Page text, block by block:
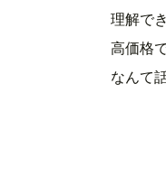
理解で
高価格
なんて